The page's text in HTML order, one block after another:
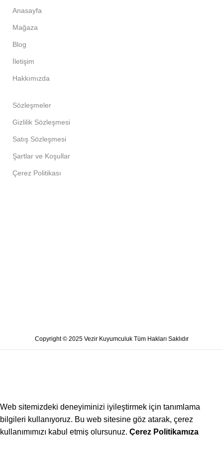
Anasayfa
Mağaza
Blog
İletişim
Hakkımızda
Sözleşmeler
Gizlilik Sözleşmesi
Satış Sözleşmesi
Şartlar ve Koşullar
Çerez Politikası
Copyright © 2025 Vezir Kuyumculuk Tüm Hakları Saklıdır
Web sitemizdeki deneyiminizi iyileştirmek için tanımlama
bilgileri kullanıyoruz. Bu web sitesine göz atarak, çerez
kullanımımızı kabul etmiş olursunuz. Çerez Politikamıza